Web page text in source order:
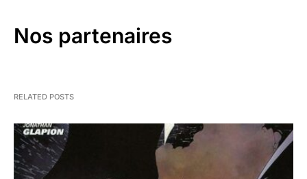
Nos partenaires
RELATED POSTS